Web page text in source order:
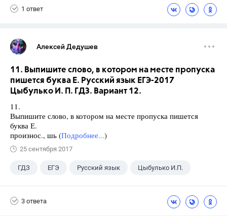
1 ответ
Алексей Дедушев
11. Выпишите слово, в котором на месте пропуска
пишется буква Е. Русский язык ЕГЭ-2017
Цыбулько И. П. ГДЗ. Вариант 12.
11.
Выпишите слово, в котором на месте пропуска пишется
буква Е.
произнос., шь (Подробнее...)
25 сентября 2017
ГДЗ ЕГЭ Русский язык Цыбулько И.П.
3 ответа